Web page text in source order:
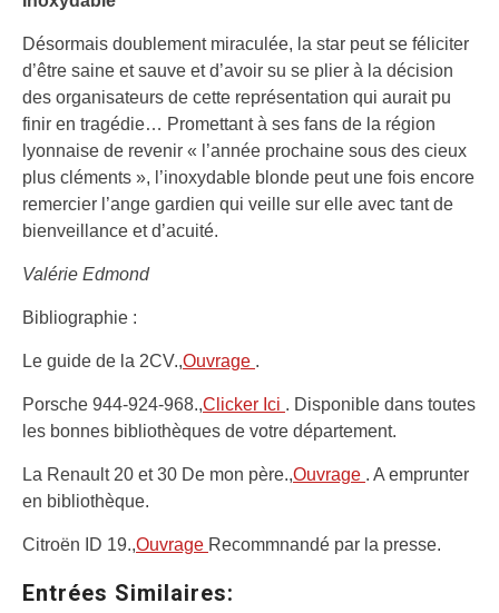
Désormais doublement miraculée, la star peut se féliciter
d’être saine et sauve et d’avoir su se plier à la décision
des organisateurs de cette représentation qui aurait pu
finir en tragédie… Promettant à ses fans de la région
lyonnaise de revenir « l’année prochaine sous des cieux
plus cléments », l’inoxydable blonde peut une fois encore
remercier l’ange gardien qui veille sur elle avec tant de
bienveillance et d’acuité.
Valérie Edmond
Bibliographie :
Le guide de la 2CV.,Ouvrage .
Porsche 944-924-968.,Clicker Ici . Disponible dans toutes
les bonnes bibliothèques de votre département.
La Renault 20 et 30 De mon père.,Ouvrage . A emprunter
en bibliothèque.
Citroën ID 19.,Ouvrage Recommnandé par la presse.
Entrées Similaires: